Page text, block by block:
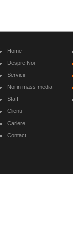
Home
Despre Noi
Servicii
Noi in mass-media
Staff
Clienti
Cariere
Contact